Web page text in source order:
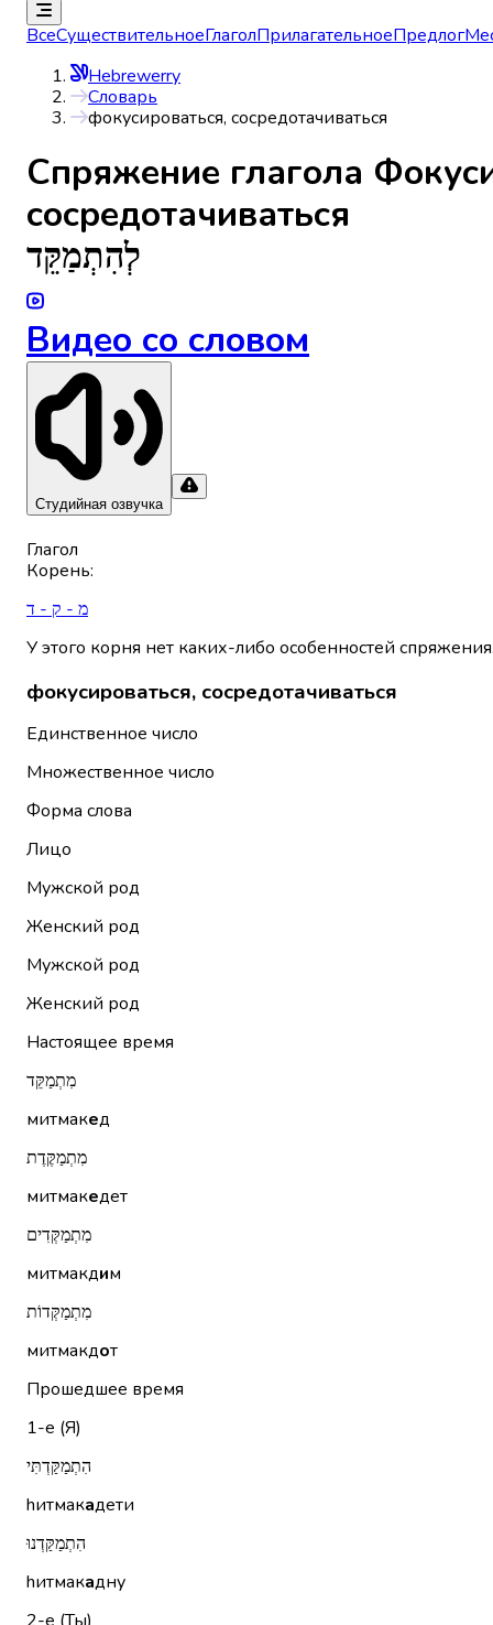
ВсеСуществительноеГлаголПрилагательноеПредлог
Hebrewerry
Словарь
фокусироваться, сосредотачиваться
Спряжениe глагола
сосредотачиваться
לְהִתְמַקֵּד
Видео со словом
Студийная озвучка
Глагол
Корень:
מ - ק - ד
У этого корня нет каких-либо особенностей
фокусироваться, сосредотачиваться
Единственное число
Множественное число
Форма слова
Лицо
Мужской род
Женский род
Мужской род
Женский род
Настоящее время
מִתְמַקֵּד
митмакед
מִתְמַקֶּדֶת
митмакедет
מִתְמַקְּדִים
митмакдим
מִתְמַקְּדוֹת
митмакдот
Прошедшее время
1-е (Я)
הִתְמַקַּדְתִּי
hитмакадети
הִתְמַקַּדְנוּ
hитмакадну